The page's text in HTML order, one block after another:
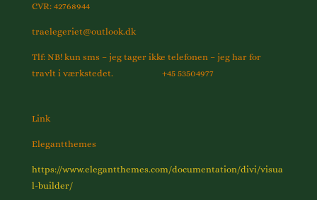
CVR: 42768944
traelegeriet@outlook.dk
Tlf: NB! kun sms – jeg tager ikke telefonen – jeg har for
travlt i værkstedet. +45 53504977
Link
Elegantthemes
https://www.elegantthemes.com/documentation/divi/visua
l-builder/